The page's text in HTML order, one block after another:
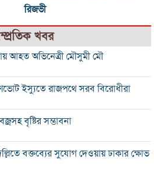
রিজভী
খবর
আহত অভিনেত্রী মৌসুমী মৌ
ইস্যুতে রাজপথে সরব বিরোধীরা
বৃষ্টির সম্ভাবনা
বক্তব্যের সুযোগ দেওয়ায় ঢাকার ক্ষোভ